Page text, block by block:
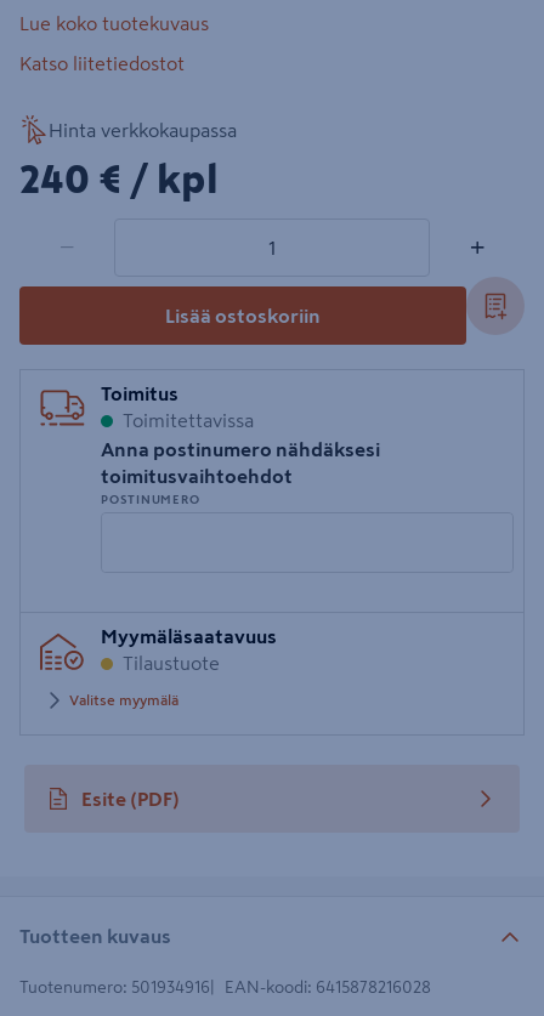
Lue koko tuotekuvaus
Katso liitetiedostot
Hinta verkkokaupassa
240€/kpl
240 € / kpl
− +
Lisää ostoskoriin
Toimitus
Toimitettavissa
Anna postinumero nähdäksesi
toimitusvaihtoehdot
POSTINUMERO
postinumero
Myymäläsaatavuus
Tilaustuote
Valitse myymälä
Esite (PDF)
avautuu uuteen välilehteen
Tuotteen kuvaus
Tuotenumero: 501934916 EAN-koodi: 6415878216028